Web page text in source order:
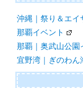
沖縄｜祭り＆エイ
那覇イベント
那覇｜奥武山公園
宜野湾｜ぎのわん